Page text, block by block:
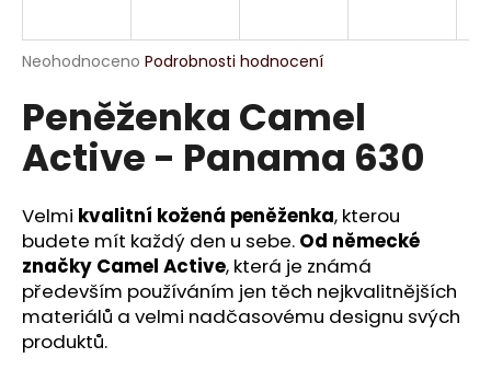
Průměrné
produktu
je
0,0
z
hvězdiček.
Neohodnoceno Podrobnosti hodnocení
Peněženka Camel
Active - Panama 630
Velmi kvalitní kožená peněženka, kterou
budete mít každý den u sebe. Od německé
značky Camel Active, která je známá
především používáním jen těch nejkvalitnějších
materiálů a velmi nadčasovému designu svých
produktů.
j
t
?
HLEDAT
D